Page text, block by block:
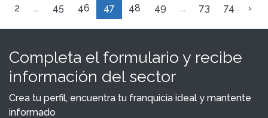
2 ... 45 46 47 48 49 ... 73 74 ›
Completa el formulario y recibe
información del sector
Crea tu perfil, encuentra tu franquicia ideal y mantente
informado